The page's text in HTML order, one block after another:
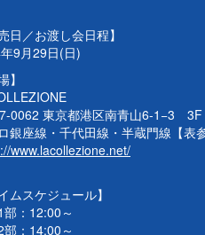
日／お渡し会日程】
9月29日(日)
】
0062 東京都港区南青山6-1−3 3F
銀座線・千代田線・半蔵門線【表
www.lacollezione.net/
ムスケジュール】
：12:00～
：14:00～